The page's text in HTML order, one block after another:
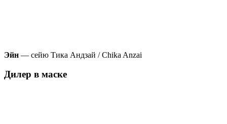
Эйн — сейю Тика Андзай / Chika Anzai
Дилер в маске